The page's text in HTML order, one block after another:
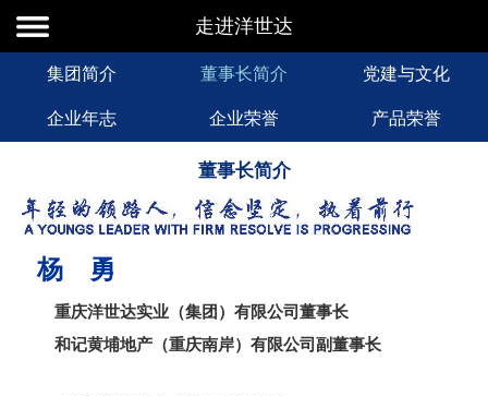
走进洋世达
集团简介 董事长简介 党建与文化
企业年志 企业荣誉 产品荣誉
董事长简介
杨 勇
重庆洋世达实业（集团）有限公司董事长
和记黄埔地产（重庆南岸）有限公司副董事长